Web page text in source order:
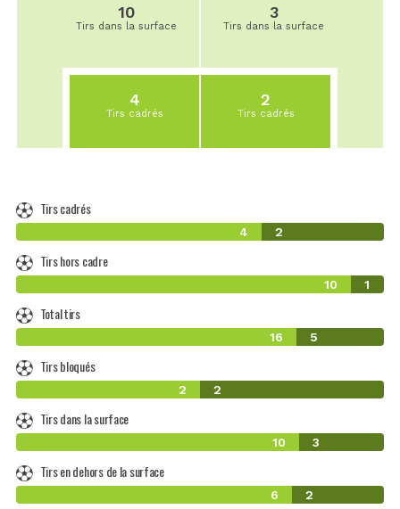
10
Tirs dans la surface
4
Tirs cadrés
3
Tirs dans la surface
2
Tirs cadrés
Tirs cadrés
4 2
Tirs hors cadre
10 1
Total tirs
16 5
Tirs bloqués
2 2
Tirs dans la surface
10 3
Tirs en dehors de la surface
6 2